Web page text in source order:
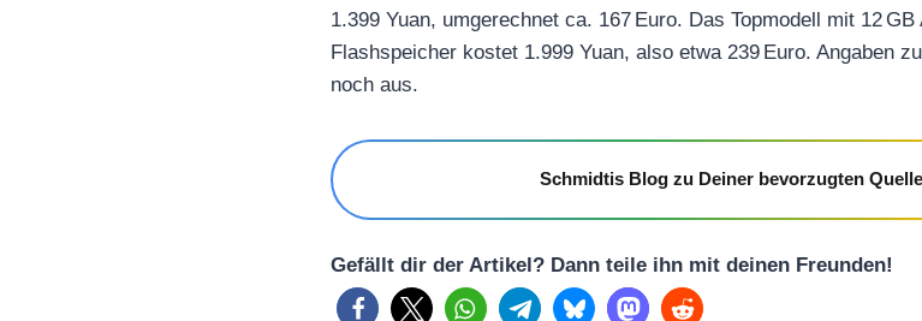
1.399 Yuan, umgerechnet ca. 167 Euro. Das Topmodell mit 12
Flashspeicher kostet 1.999 Yuan, also etwa 239 Euro. Angaben
noch aus.
Schmidtis Blog zu Deiner bevorzugten
Gefällt dir der Artikel? Dann teile ihn mit deinen Freunden!